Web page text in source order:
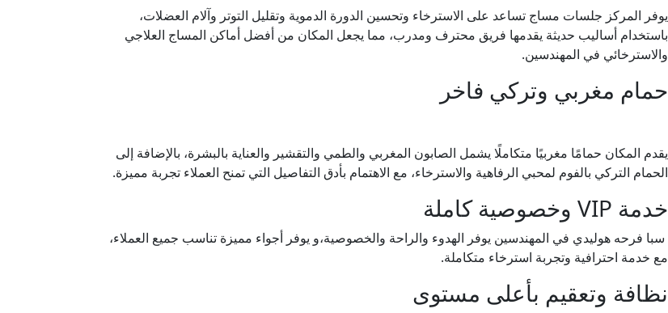
يوفر المركز جلسات مساج تساعد على الاسترخاء وتحسين الدورة الدموية وتقليل التوتر وآلام العضلات،
باستخدام أساليب حديثة يقدمها فريق محترف ومدرب، مما يجعل المكان من أفضل أماكن المساج العلاجي
والاسترخائي في المهندسين.
حمام مغربي وتركي فاخر
يقدم المكان حمامًا مغربيًا متكاملًا يشمل الصابون المغربي والطمي والتقشير والعناية بالبشرة، بالإضافة إلى
الحمام التركي بالفوم لمحبي الرفاهية والاسترخاء، مع الاهتمام بأدق التفاصيل التي تمنح العملاء تجربة مميزة.
خدمة VIP وخصوصية كاملة
سبا فرحه هوليدي في المهندسين يوفر الهدوء والراحة والخصوصية،و يوفر أجواء مميزة تناسب جميع العملاء،
مع خدمة احترافية وتجربة استرخاء متكاملة.
نظافة وتعقيم بأعلى مستوى